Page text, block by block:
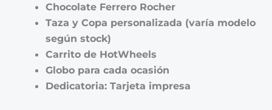
Chocolate Ferrero Rocher
Taza y Copa personalizada (varía modelo
según stock)
Carrito de HotWheels
Globo para cada ocasión
Dedicatoria: Tarjeta impresa